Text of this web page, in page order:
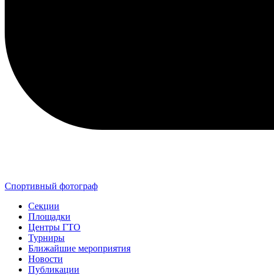
Спортивный фотограф
Секции
Площадки
Центры ГТО
Турниры
Ближайшие мероприятия
Новости
Публикации